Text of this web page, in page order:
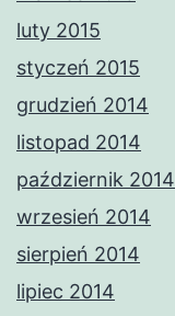
luty 2015
styczeń 2015
grudzień 2014
listopad 2014
październik 2014
wrzesień 2014
sierpień 2014
lipiec 2014